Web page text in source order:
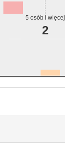
5 osób i więcej
2